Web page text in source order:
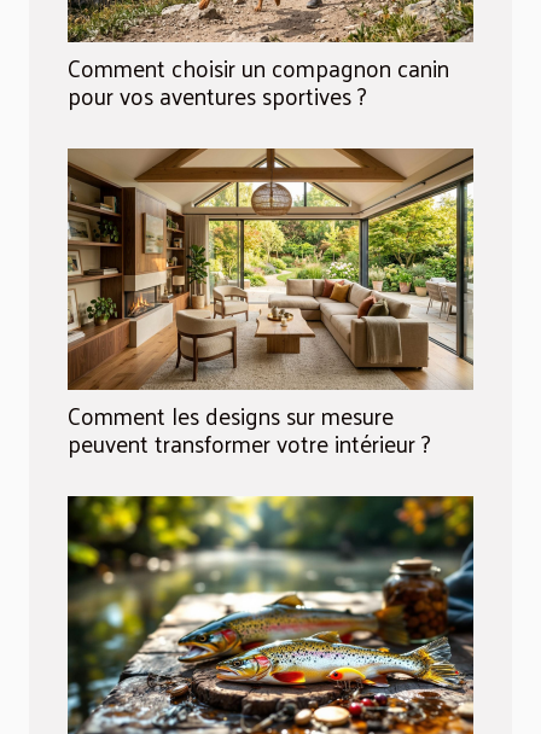
Comment choisir un compagnon canin
pour vos aventures sportives ?
Comment les designs sur mesure
peuvent transformer votre intérieur ?